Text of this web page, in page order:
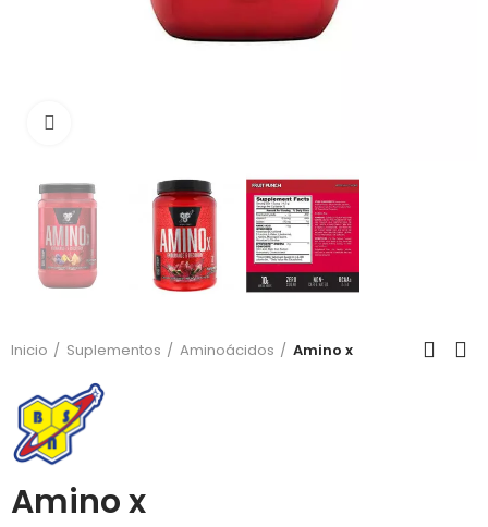
Inicio Suplementos Aminoácidos Amino x
Amino x